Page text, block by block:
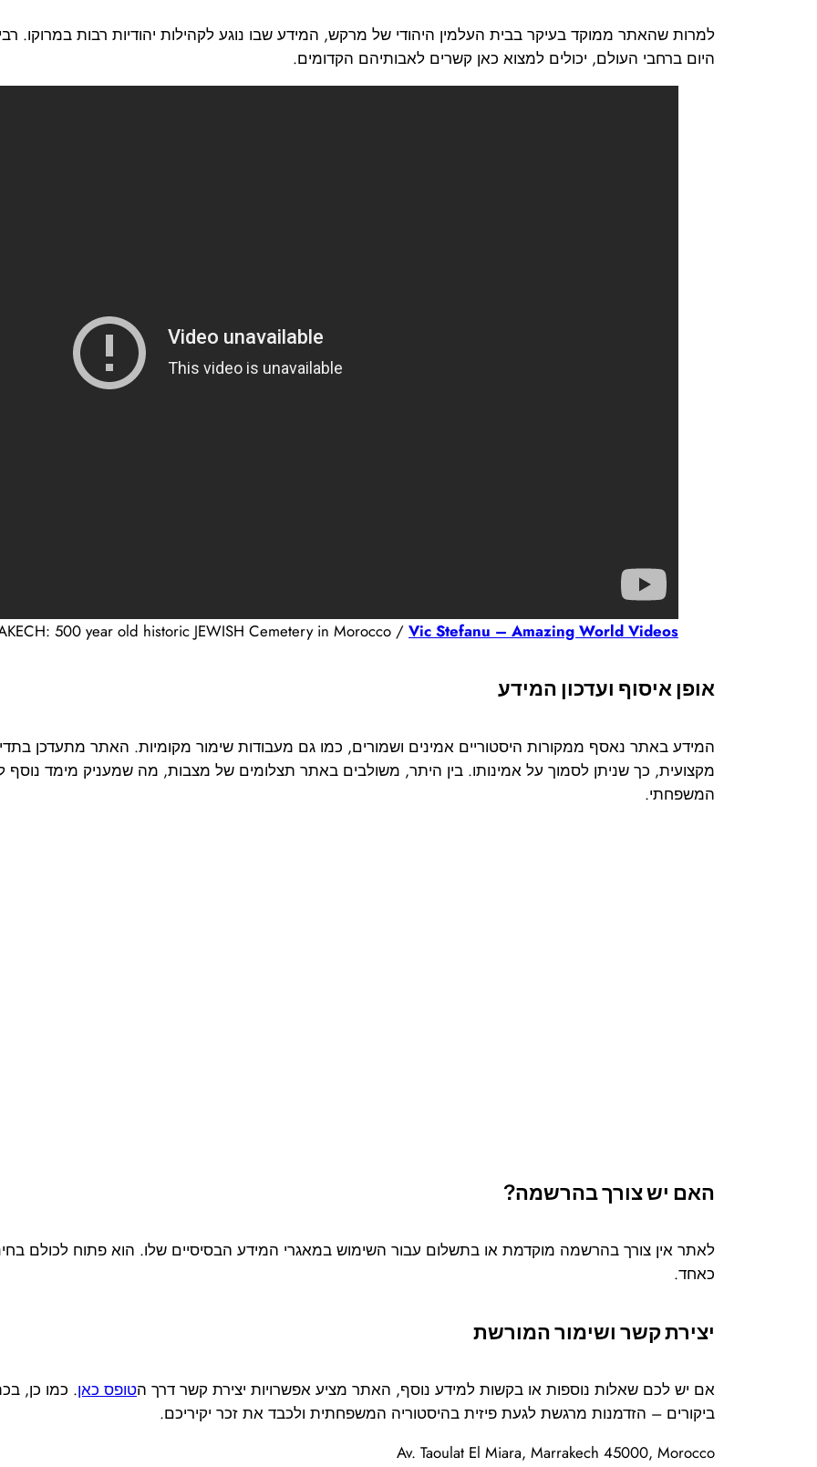
למרות שהאתר ממוקד בעיקר בבית העלמין היהודי של מרקש, המידע שבו נוגע לקהילות יהודיות רבות במרוקו.
היום ברחבי העולם, יכולים למצוא כאן קשרים לאבותיהם הקדומים.
500 year old historic JEWISH Cemetery in Morocco / Vic Stefanu – Amazing World Videos
אופן איסוף ועדכון המידע
המידע באתר נאסף ממקורות היסטוריים אמינים ושמורים, כמו גם מעבודות שימור מקומיות. האתר מתעדכן
מקצועית, כך שניתן לסמוך על אמינותו. בין היתר, משולבים באתר תצלומים של מצבות, מה שמעניק מימד נוסף
המשפחתי.
האם יש צורך בהרשמה?
לאתר אין צורך בהרשמה מוקדמת או בתשלום עבור השימוש במאגרי המידע הבסיסיים שלו. הוא פתוח לכולם
כאחד.
יצירת קשר ושימור המורשת
אם יש לכם שאלות נוספות או בקשות למידע נוסף, האתר מציע אפשרויות יצירת קשר דרך הטופס כאן. כמו כן,
ביקורים – הזדמנות מרגשת לגעת פיזית בהיסטוריה המשפחתית ולכבד את זכר יקיריכם.
Av. Taoulat El Miara, Marrakech 45000, Morocco